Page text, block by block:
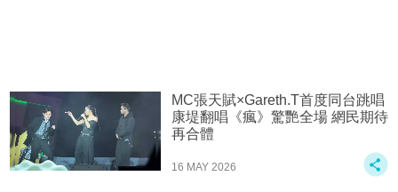
MC張天賦×Gareth.T首度同台跳唱
康堤翻唱《瘋》驚艷全場 網民期待
再合體
16 MAY 2026